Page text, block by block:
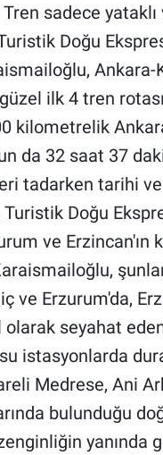
sadece
Doğu
Ankara-
ilk 4 tren
kilometrelik
da 32 saat 37
tadarken tarihi
Doğu
ve
ve Erzurum'da,
seyahat
istasyonlarda
Medrese, Ani
bulunduğu